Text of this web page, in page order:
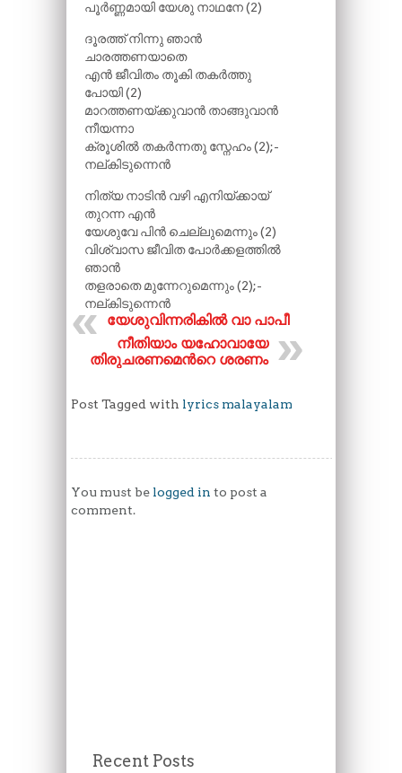
പൂർണ്ണമായി യേശു നാഥനേ (2)
ദൂരത്ത് നിന്നു ഞാൻ
ചാരത്തണയാതെ
എൻ ജീവിതം തൂകി തകർത്തു
പോയി (2)
മാറത്തണയ്ക്കുവാൻ താങ്ങുവാൻ
നീയന്നാ
ക്രൂശിൽ തകർന്നതു സ്നേഹം (2);-
നല്കിടുന്നെൻ
നിത്യ നാടിൻ വഴി എനിയ്ക്കായ്
തുറന്ന എൻ
യേശുവേ പിൻ ചെല്ലുമെന്നും (2)
വിശ്വാസ ജീവിത പോർക്കളത്തിൽ
ഞാൻ
തളരാതെ മുന്നേറുമെന്നും (2);-
നല്കിടുന്നെൻ
യേശുവിന്നരികിൽ വാ പാപീ
നീതിയാം യഹോവായേ
തിരുചരണമെന്‍റെ ശരണം
Post Tagged with lyrics malayalam
You must be logged in to post a
comment.
Recent Posts